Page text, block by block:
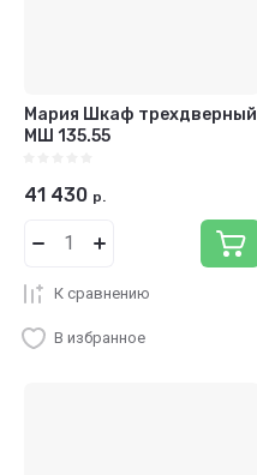
Мария Шкаф трехдверный
МШ 135.55
41 430 р.
К сравнению
В избранное